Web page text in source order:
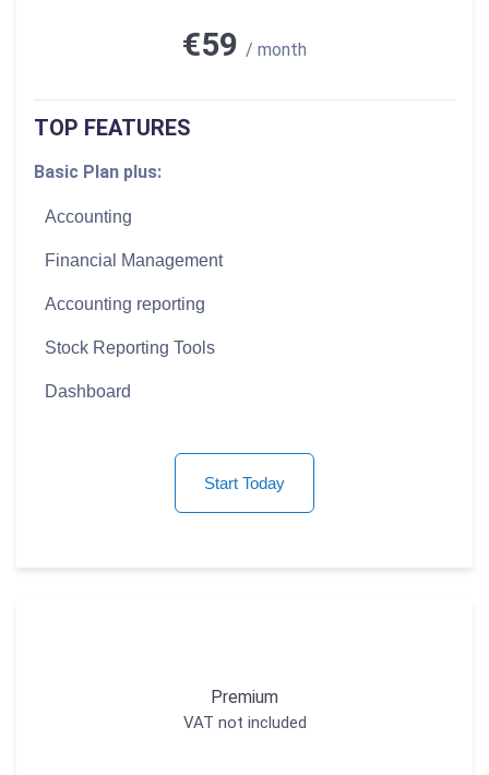
€59 / month
TOP FEATURES
Basic Plan plus:
Accounting
Financial Management
Accounting reporting
Stock Reporting Tools
Dashboard
Start Today
Premium
VAT not included